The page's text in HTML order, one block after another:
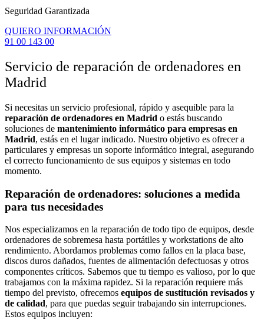
Seguridad Garantizada
QUIERO INFORMACIÓN
91 00 143 00
Servicio de reparación de ordenadores en
Madrid
Si necesitas un servicio profesional, rápido y asequible para la
reparación de ordenadores en Madrid o estás buscando
soluciones de mantenimiento informático para empresas en
Madrid, estás en el lugar indicado. Nuestro objetivo es ofrecer a
particulares y empresas un soporte informático integral, asegurando
el correcto funcionamiento de sus equipos y sistemas en todo
momento.
Reparación de ordenadores: soluciones a medida
para tus necesidades
Nos especializamos en la reparación de todo tipo de equipos, desde
ordenadores de sobremesa hasta portátiles y workstations de alto
rendimiento. Abordamos problemas como fallos en la placa base,
discos duros dañados, fuentes de alimentación defectuosas y otros
componentes críticos. Sabemos que tu tiempo es valioso, por lo que
trabajamos con la máxima rapidez. Si la reparación requiere más
tiempo del previsto, ofrecemos equipos de sustitución revisados y
de calidad, para que puedas seguir trabajando sin interrupciones.
Estos equipos incluyen: